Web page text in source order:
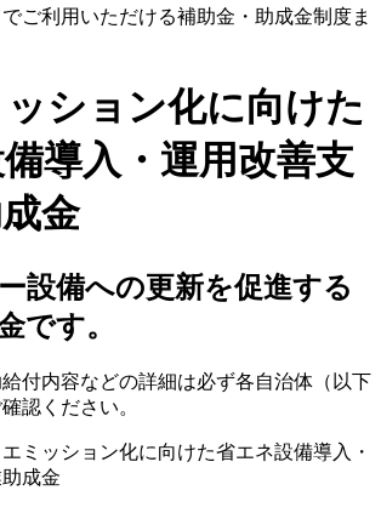
ション化に向けた
導入・運用改善支
金
設備への更新を促進する
です。
付内容などの詳細は必ず各自治体（以下
認ください。
ミッション化に向けた省エネ設備導入・
成金